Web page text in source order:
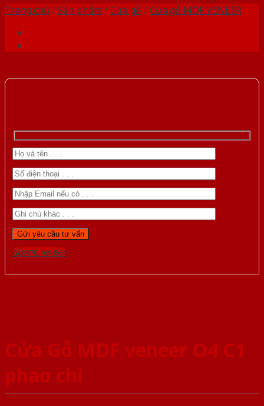
Trang chủ /Sản phẩm /Cửa gỗ /Cửa gỗ MDF VENEER
Gọi 0976.169.864
Cửa Gỗ MDF veneer O4 C1
phao chi